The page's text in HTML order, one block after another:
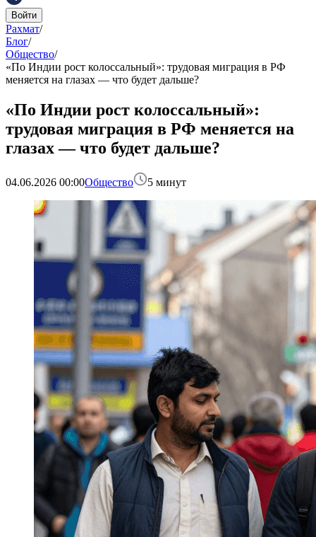
Войти
Рахмат/
Блог/
Общество/
«По Индии рост колоссальный»: трудовая миграция в РФ
меняется на глазах — что будет дальше?
«По Индии рост колоссальный»:
трудовая миграция в РФ меняется на
глазах — что будет дальше?
04.06.2026 00:00Общество 5 минут